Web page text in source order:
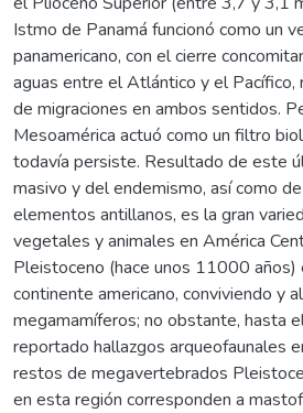
Istmo de Panamá funcionó como un
panamericano, con el cierre
aguas entre el Atlántico y el Pacífico,
de migraciones en ambos sentidos.
Mesoamérica actuó como un filtro
todavía persiste. Resultado de este
masivo y del endemismo, así como
elementos antillanos, es la gran
vegetales y animales en América
Pleistoceno (hace unos 11000 años)
continente americano, conviviendo y
megamamíferos; no obstante, hasta
reportado hallazgos arqueofaunales
restos de megavertebrados
en esta región corresponden a